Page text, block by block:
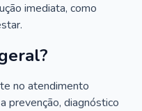
imediata, como
no atendimento
prevenção, diagnóstico